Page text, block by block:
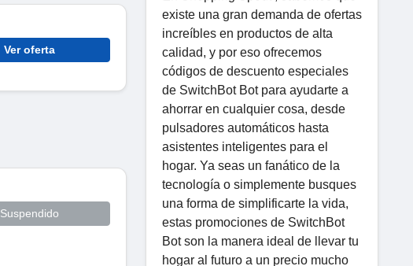
Ver oferta
Suspendido
existe una gran demanda de ofertas
increíbles en productos de alta
calidad, y por eso ofrecemos
códigos de descuento especiales
de SwitchBot Bot para ayudarte a
ahorrar en cualquier cosa, desde
pulsadores automáticos hasta
asistentes inteligentes para el
hogar. Ya seas un fanático de la
tecnología o simplemente busques
una forma de simplificarte la vida,
estas promociones de SwitchBot
Bot son la manera ideal de llevar tu
hogar al futuro a un precio mucho